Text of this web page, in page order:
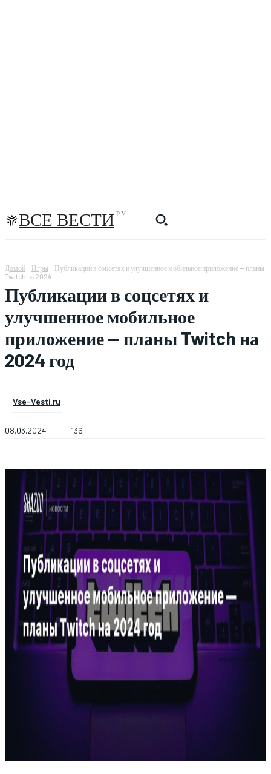
ВСЕ ВЕСТИ РУ
Домой Игры
Публикации в соцсетях и улучшенное мобильное приложение — планы
Twitch на 2024...
Публикации в соцсетях и
улучшенное мобильное
приложение — планы Twitch на
2024 год
Vse-Vesti.ru
08.03.2024 136